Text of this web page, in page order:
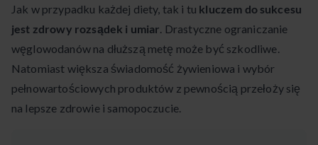
Jak w przypadku każdej diety, tak i tu kluczem do sukcesu
jest zdrowy rozsądek i umiar. Drastyczne ograniczanie
węglowodanów na dłuższą metę może być szkodliwe.
Natomiast większa świadomość żywieniowa i wybór
pełnowartościowych produktów z pewnością przełoży się
na lepsze zdrowie i samopoczucie.